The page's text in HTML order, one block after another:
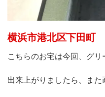
横浜市港北区下田町
こちらのお宅は今回、グ
出来上がりましたら、ま